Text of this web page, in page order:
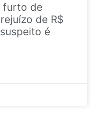
furto de
de R$
é